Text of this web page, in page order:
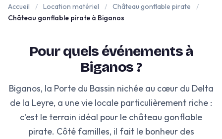
Accueil / Location matériel / Château gonflable pirate
/
Château gonflable pirate à Biganos
Pour quels événements à
Biganos ?
Biganos, la Porte du Bassin nichée au cœur du Delta
de la Leyre, a une vie locale particulièrement riche :
c'est le terrain idéal pour le château gonflable
pirate. Côté familles, il fait le bonheur des